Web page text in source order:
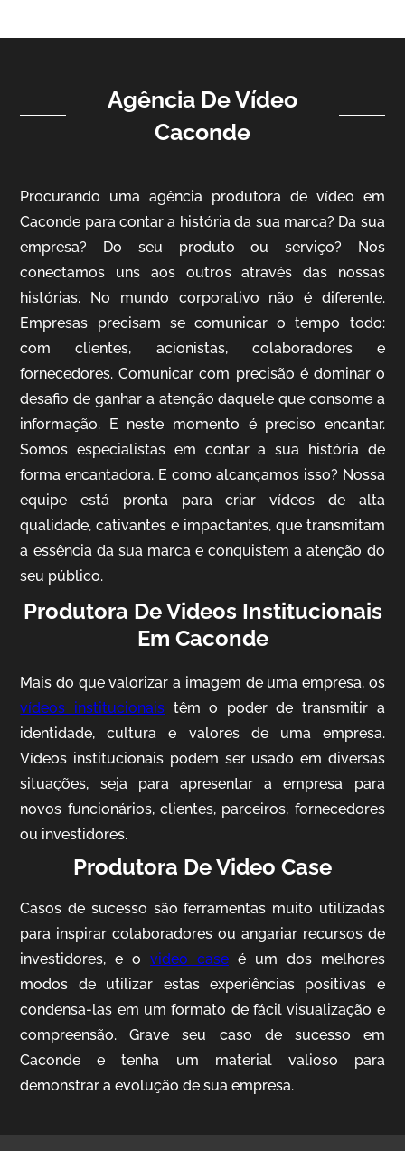
Vídeo Institucional
IQVIA
Cobertura de Eventos
Mosaic
Agência De Vídeo
Caconde
Procurando uma agência produtora de vídeo em
Caconde para contar a história da sua marca? Da sua
empresa? Do seu produto ou serviço? Nos
conectamos uns aos outros através das nossas
histórias. No mundo corporativo não é diferente.
Empresas precisam se comunicar o tempo todo:
com clientes, acionistas, colaboradores e
fornecedores. Comunicar com precisão é dominar o
desafio de ganhar a atenção daquele que consome a
informação. E neste momento é preciso encantar.
Somos especialistas em contar a sua história de
forma encantadora. E como alcançamos isso? Nossa
equipe está pronta para criar vídeos de alta
qualidade, cativantes e impactantes, que transmitam
a essência da sua marca e conquistem a atenção do
seu público.
Produtora De Videos Institucionais
Em Caconde
Mais do que valorizar a imagem de uma empresa, os
vídeos institucionais têm o poder de transmitir a
identidade, cultura e valores de uma empresa.
Vídeos institucionais podem ser usado em diversas
situações, seja para apresentar a empresa para
novos funcionários, clientes, parceiros, fornecedores
ou investidores.
Produtora De Video Case
Casos de sucesso são ferramentas muito utilizadas
para inspirar colaboradores ou angariar recursos de
investidores, e ovideo case é um dos melhores
modos de utilizar estas experiências positivas e
condensa-las em um formato de fácil visualização e
compreensão. Grave seu caso de sucesso em
Caconde e tenha um material valioso para
demonstrar a evolução de sua empresa.